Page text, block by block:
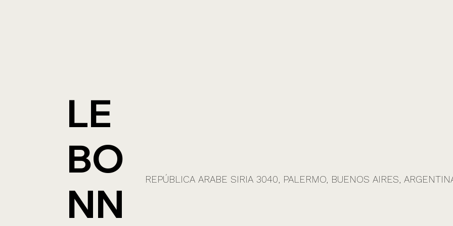
LE
BO
NN
REPÚBLICA ARABE SIRIA 3040, PALERMO, BUENOS AIRES,